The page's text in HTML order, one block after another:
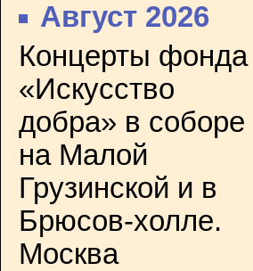
Август 2026
Концерты фонда
«Искусство
добра» в соборе
на Малой
Грузинской и в
Брюсов-холле.
Москва